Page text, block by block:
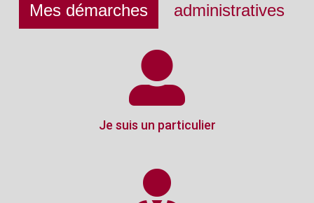
Mes démarches administratives
Je suis un particulier